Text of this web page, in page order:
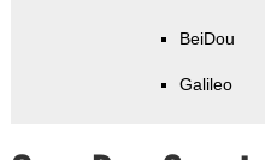
BeiDou
Galileo